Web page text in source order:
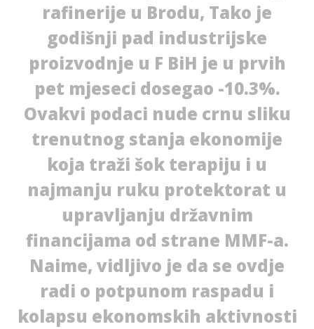
rafinerije u Brodu, Tako je
godišnji pad industrijske
proizvodnje u F BiH je u prvih
pet mjeseci dosegao -10.3%.
Ovakvi podaci nude crnu sliku
trenutnog stanja ekonomije
koja traži šok terapiju i u
najmanju ruku protektorat u
upravljanju državnim
financijama od strane MMF-a.
Naime, vidljivo je da se ovdje
radi o potpunom raspadu i
kolapsu ekonomskih aktivnosti